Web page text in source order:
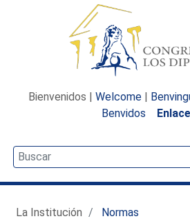
Bienvenidos | Welcome |
Benvidos
La Institución
Normas